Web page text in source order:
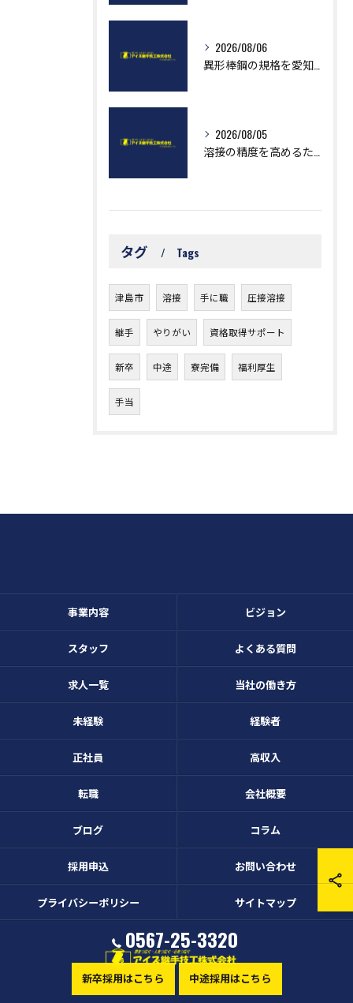
2026/08/06
2026/08/05
タグ Tags
津島市 溶接 手に職 圧接溶接
継手 やりがい 資格取得サポート
新卒 中途 寮完備 福利厚生
手当
0567-25-3320
新卒採用はこちら 中途採用はこちら
事業内容 ビジョン
スタッフ よくある質問
求人一覧 当社の働き方
未経験 経験者
正社員 高収入
転職 会社概要
ブログ コラム
採用申込 お問い合わせ
プライバシーポリシー サイトマップ